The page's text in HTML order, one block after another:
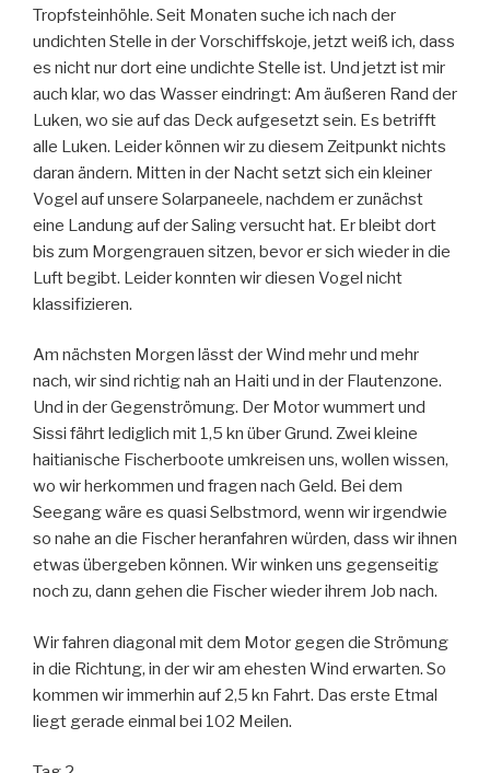
Tropfsteinhöhle. Seit Monaten suche ich nach der
undichten Stelle in der Vorschiffskoje, jetzt weiß ich, dass
es nicht nur dort eine undichte Stelle ist. Und jetzt ist mir
auch klar, wo das Wasser eindringt: Am äußeren Rand der
Luken, wo sie auf das Deck aufgesetzt sein. Es betrifft
alle Luken. Leider können wir zu diesem Zeitpunkt nichts
daran ändern. Mitten in der Nacht setzt sich ein kleiner
Vogel auf unsere Solarpaneele, nachdem er zunächst
eine Landung auf der Saling versucht hat. Er bleibt dort
bis zum Morgengrauen sitzen, bevor er sich wieder in die
Luft begibt. Leider konnten wir diesen Vogel nicht
klassifizieren.
Am nächsten Morgen lässt der Wind mehr und mehr
nach, wir sind richtig nah an Haiti und in der Flautenzone.
Und in der Gegenströmung. Der Motor wummert und
Sissi fährt lediglich mit 1,5 kn über Grund. Zwei kleine
haitianische Fischerboote umkreisen uns, wollen wissen,
wo wir herkommen und fragen nach Geld. Bei dem
Seegang wäre es quasi Selbstmord, wenn wir irgendwie
so nahe an die Fischer heranfahren würden, dass wir ihnen
etwas übergeben können. Wir winken uns gegenseitig
noch zu, dann gehen die Fischer wieder ihrem Job nach.
Wir fahren diagonal mit dem Motor gegen die Strömung
in die Richtung, in der wir am ehesten Wind erwarten. So
kommen wir immerhin auf 2,5 kn Fahrt. Das erste Etmal
liegt gerade einmal bei 102 Meilen.